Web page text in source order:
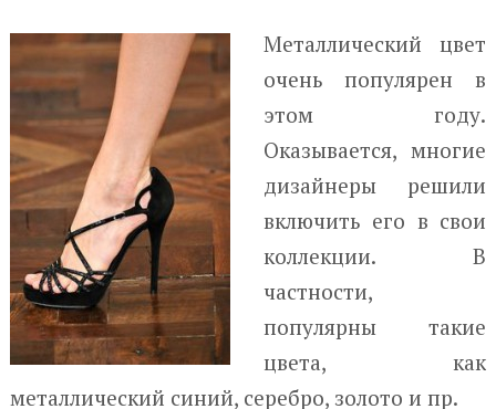
Металлический цвет
очень популярен в
этом году.
Оказывается, многие
дизайнеры решили
включить его в свои
коллекции. В
частности,
популярны такие
цвета, как
металлический синий, серебро, золото и пр.